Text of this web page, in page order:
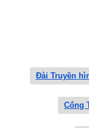
Đài Truyền
Cổng